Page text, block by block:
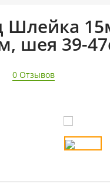
Шлейка
шея 39-
0 Отзывов